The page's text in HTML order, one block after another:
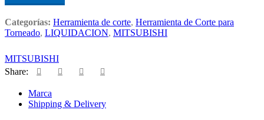
Categorías: Herramienta de corte, Herramienta de Corte para
Torneado, LIQUIDACION, MITSUBISHI
MITSUBISHI
Share:
Marca
Shipping & Delivery